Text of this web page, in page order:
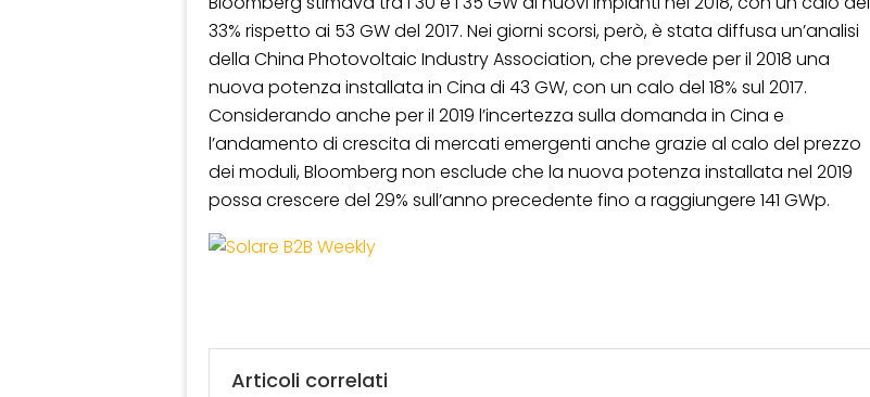
33% rispetto ai 53 GW del 2017. Nei giorni scorsi, però, è stata diffusa un’analisi
della China Photovoltaic Industry Association, che prevede per il 2018 una
nuova potenza installata in Cina di 43 GW, con un calo del 18% sul 2017.
Considerando anche per il 2019 l’incertezza sulla domanda in Cina e
l’andamento di crescita di mercati emergenti anche grazie al calo del prezzo
dei moduli, Bloomberg non esclude che la nuova potenza installata nel 2019
possa crescere del 29% sull’anno precedente fino a raggiungere 141 GWp.
Articoli correlati